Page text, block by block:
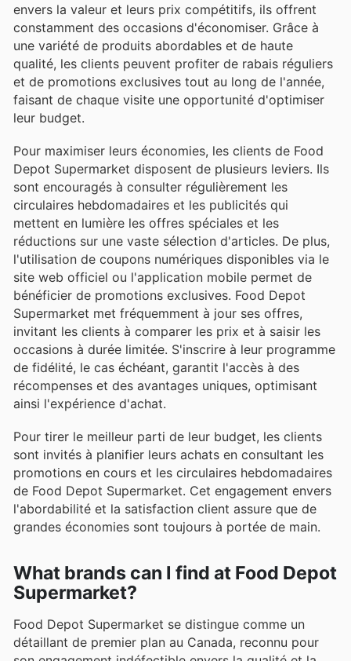
envers la valeur et leurs prix compétitifs, ils offrent
constamment des occasions d'économiser. Grâce à
une variété de produits abordables et de haute
qualité, les clients peuvent profiter de rabais réguliers
et de promotions exclusives tout au long de l'année,
faisant de chaque visite une opportunité d'optimiser
leur budget.
Pour maximiser leurs économies, les clients de Food
Depot Supermarket disposent de plusieurs leviers. Ils
sont encouragés à consulter régulièrement les
circulaires hebdomadaires et les publicités qui
mettent en lumière les offres spéciales et les
réductions sur une vaste sélection d'articles. De plus,
l'utilisation de coupons numériques disponibles via le
site web officiel ou l'application mobile permet de
bénéficier de promotions exclusives. Food Depot
Supermarket met fréquemment à jour ses offres,
invitant les clients à comparer les prix et à saisir les
occasions à durée limitée. S'inscrire à leur programme
de fidélité, le cas échéant, garantit l'accès à des
récompenses et des avantages uniques, optimisant
ainsi l'expérience d'achat.
Pour tirer le meilleur parti de leur budget, les clients
sont invités à planifier leurs achats en consultant les
promotions en cours et les circulaires hebdomadaires
de Food Depot Supermarket. Cet engagement envers
l'abordabilité et la satisfaction client assure que de
grandes économies sont toujours à portée de main.
What brands can I find at Food Depot
Supermarket?
Food Depot Supermarket se distingue comme un
détaillant de premier plan au Canada, reconnu pour